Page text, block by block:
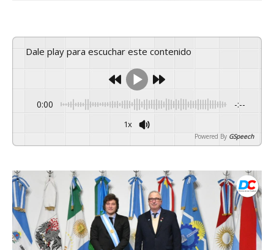
Dale play para escuchar este contenido
0:00 -:--
1x
Powered By GSpeech